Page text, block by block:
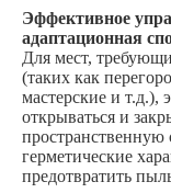
Эффективное
адаптационная
Для мест,
(таких как
мастерские и т.д.),
открываться и
пространственную
герметические
предотвратить